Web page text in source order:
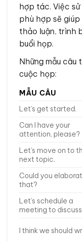
hợp tác. Việc sử
phù hợp sẽ
thảo luận, trình
buổi họp.
Những mẫu câu
cuộc họp:
MẪU CÂU
Let’s get started.
Can I have your
attention, please?
Let’s move on to
next topic.
Could you
that?
Let’s schedule a
meeting to
I think we should